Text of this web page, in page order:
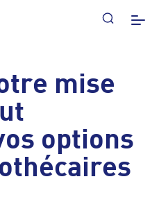
mise
options